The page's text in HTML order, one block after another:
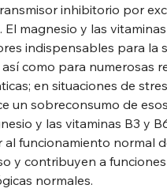
inhibitorio por
El magnesio y las
indispensables para la
como para numerosas
en situaciones de
un sobreconsumo de
y las vitaminas B3 y
al funcionamiento normal
y contribuyen a funciones
normales.